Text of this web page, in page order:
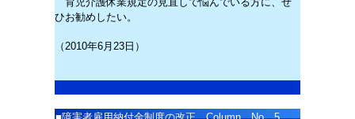
ひお勧めしたい。
（2010年6月23日）